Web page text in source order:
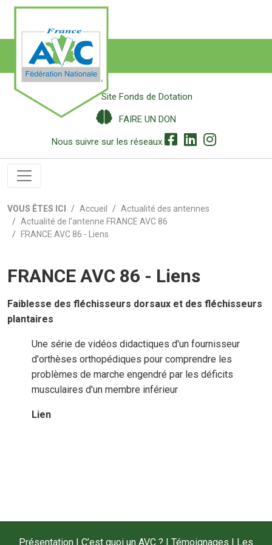
Site Fonds de Dotation
FAIRE UN DON
Nous suivre sur les réseaux
VOUS ÊTES ICI Accueil
Actualité des antennes
Actualité de l'antenne FRANCE AVC 86
FRANCE AVC 86 - Liens
FRANCE AVC 86 - Liens
Faiblesse des fléchisseurs dorsaux et des fléchisseurs
plantaires
Une série de vidéos didactiques d'un fournisseur
d'orthèses orthopédiques pour comprendre les
problèmes de marche engendré par les déficits
musculaires d'un membre inférieur
Lien
Présentation | C’est quoi un AVC ? | Témoignages | Les